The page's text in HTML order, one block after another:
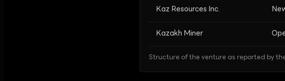
Kaz Resources Inc.
Kazakh Miner
Structure of the venture as reported by